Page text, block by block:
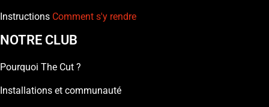
Instructions Comment s'y rendre
NOTRE CLUB
Pourquoi The Cut ?
Installations et communauté